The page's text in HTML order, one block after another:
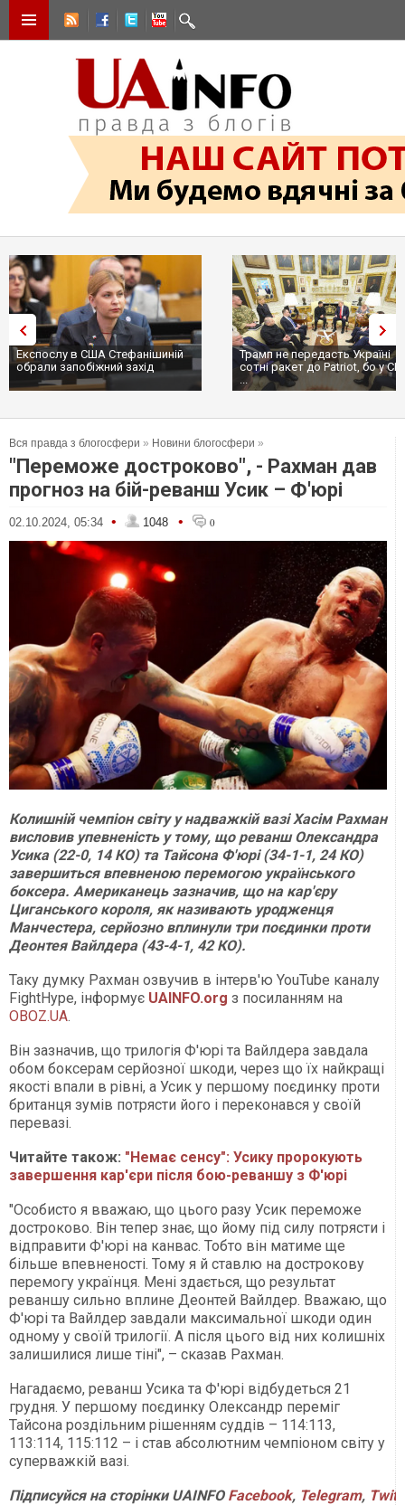
Експослу в США Стефанішиній
обрали запобіжний захід
Трамп не передасть Україні
сотні ракет до Patriot, бо у
...
Вся правда з блогосфери » Новини блогосфери »
"Переможе достроково", - Рахман дав
прогноз на бій-реванш Усик – Ф'юрі
02.10.2024, 05:34 • 1048 • 0
Колишній чемпіон світу у надважкій вазі Хасім Рахман
висловив упевненість у тому, що реванш Олександра
Усика (22-0, 14 КО) та Тайсона Ф'юрі (34-1-1, 24 КО)
завершиться впевненою перемогою українського
боксера. Американець зазначив, що на кар'єру
Циганського короля, як називають уродженця
Манчестера, серйозно вплинули три поєдинки проти
Деонтея Вайлдера (43-4-1, 42 КО).
Таку думку Рахман озвучив в інтерв'ю YouTube каналу
FightHype, інформує UAINFO.org з посиланням на
OBOZ.UA.
Він зазначив, що трилогія Ф'юрі та Вайлдера завдала
обом боксерам серйозної шкоди, через що їх найкращі
якості впали в рівні, а Усик у першому поєдинку проти
британця зумів потрясти його і переконався у своїй
перевазі.
Читайте також: "Немає сенсу": Усику пророкують
завершення кар'єри після бою-реваншу з Ф'юрі
"Особисто я вважаю, що цього разу Усик переможе
достроково. Він тепер знає, що йому під силу потрясти і
відправити Ф'юрі на канвас. Тобто він матиме ще
більше впевненості. Тому я й ставлю на дострокову
перемогу українця. Мені здається, що результат
реваншу сильно вплине Деонтей Вайлдер. Вважаю, що
Ф'юрі та Вайлдер завдали максимальної шкоди один
одному у своїй трилогії. А після цього від них колишніх
залишилися лише тіні", – сказав Рахман.
Нагадаємо, реванш Усика та Ф'юрі відбудеться 21
грудня. У першому поєдинку Олександр переміг
Тайсона роздільним рішенням суддів – 114:113,
113:114, 115:112 – і став абсолютним чемпіоном світу у
суперважкій вазі.
ПідписуйсянасторінкиUAINFO Facebook, Telegram,